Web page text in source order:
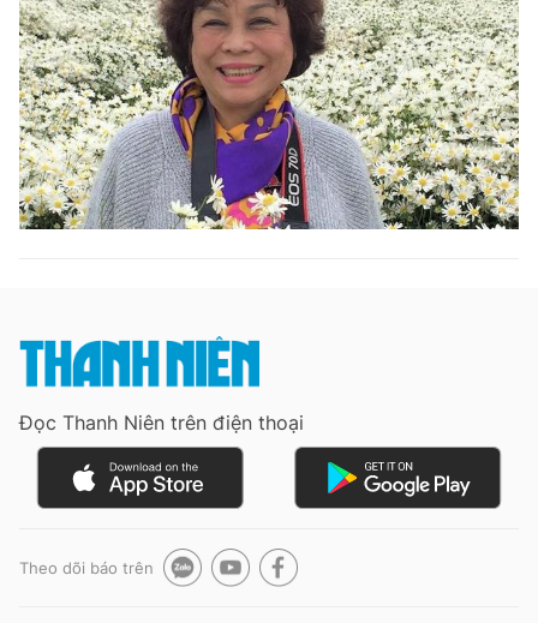
Đọc Thanh Niên trên điện thoại
Theo dõi báo trên